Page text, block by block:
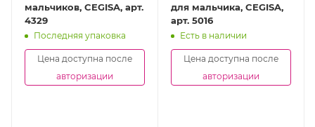
мальчиков, CEGISA, арт.
4329
Последняя упаковка
Цена доступна после
авторизации
для мальчика, CEGISA,
арт. 5016
Есть в наличии
Цена доступна после
авторизации